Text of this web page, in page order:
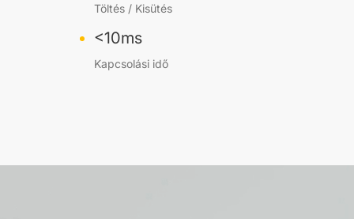
Töltés / Kisütés
<10ms
Kapcsolási idő